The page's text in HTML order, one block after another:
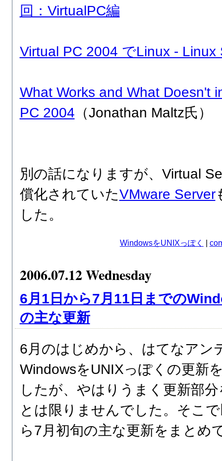
回：VirtualPC編
Virtual PC 2004 でLinux - Linux
What Works and What Doesn't
PC 2004 （Jonathan Maltz氏）
別の話になりますが、Virtual
償化されていたVMware Server
した。
WindowsをUNIXっぽく
2006.07.12 Wednesday
6月1日から7月11日までの
の主な更新
6月のはじめから、はてなアン
WindowsをUNIXっぽくの更新
したが、やはりうまく更新部
とは限りませんでした。そこ
ら7月初旬の主な更新をまとめ